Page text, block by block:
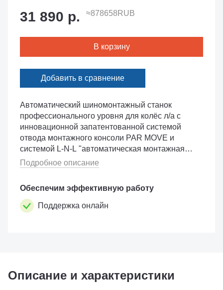
Автоматический шиномонтажный станок
профессионального уровня для колёс л/а c
инновационной запатентованной системой
отвода монтажного консоли PAR MOVE и
системой L-N-L "автоматическая монтажная
головка" для работы как с монтажной лопаткой
так и без. Монтажная консоль отклоня�...
Подробное описание
Обеспечим эффективную работу
Поддержка онлайн
31 890 р. ≈878658RUB
В корзину
Добавить в сравнение
Описание и характеристики